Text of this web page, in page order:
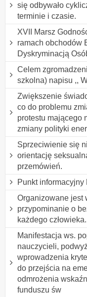
się odbywało
terminie i czasie.
XVII Marsz
ramach obchodów
Dyskryminacją
Celem
szkolna) napisu ,,
Zwiększenie
co do problemu
protestu mającego
zmiany polityki
Sprzeciwienie się
orientację
przemówień.
Punkt informacyjny
Organizowane jest
przypominanie o
każdego człowieka.
Manifestacja ws.
nauczycieli,
wprowadzenia
do przejścia na
odmrożenia
funduszu św